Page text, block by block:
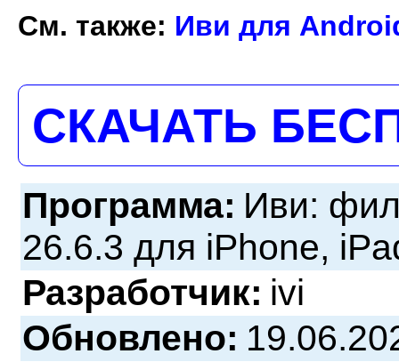
См. также: Иви для
СКАЧАТЬ
Программа: Иви:
26.6.3 для iPhone,
Разработчик: ivi
Обновлено: